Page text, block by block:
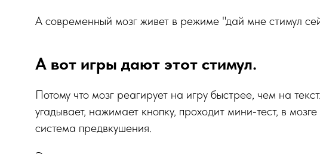
А современный мозг живет в режиме "дай мне стимул
А вот игры дают этот стимул.
Потому что мозг реагирует на игру быстрее, чем на
угадывает, нажимает кнопку, проходит мини‑тест, в
система предвкушения.